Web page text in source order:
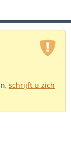
schrijft u zich